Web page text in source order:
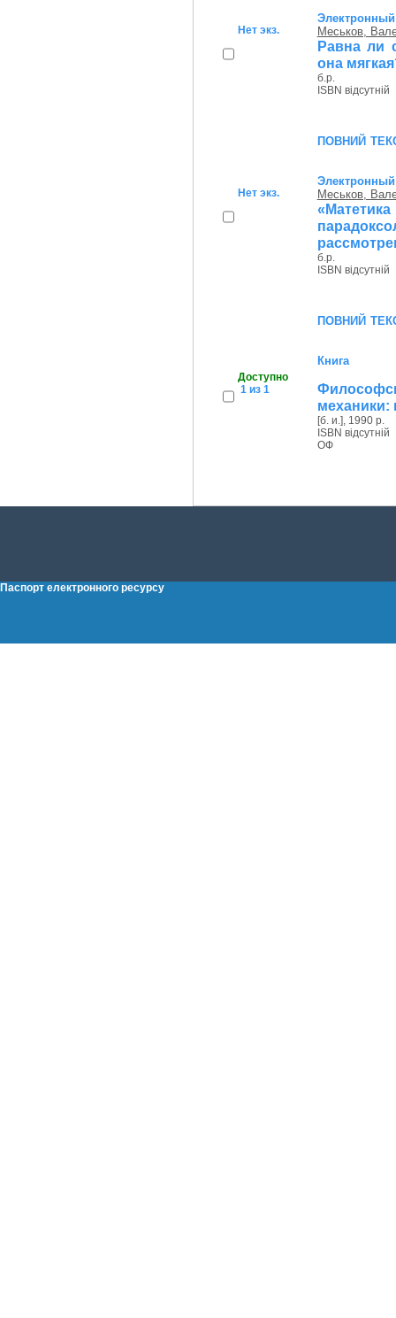
Нет экз.
Электронный
Меськов,
Равна ли
она
б.р.
ISBN відсутній
повний
Нет экз.
Электронный
Меськов,
б.р.
ISBN відсутній
повний
Доступно
1 из 1
Книга
механики:
[б. и.], 1990 р.
ISBN відсутній
ОФ
Паспорт електронного ресурсу